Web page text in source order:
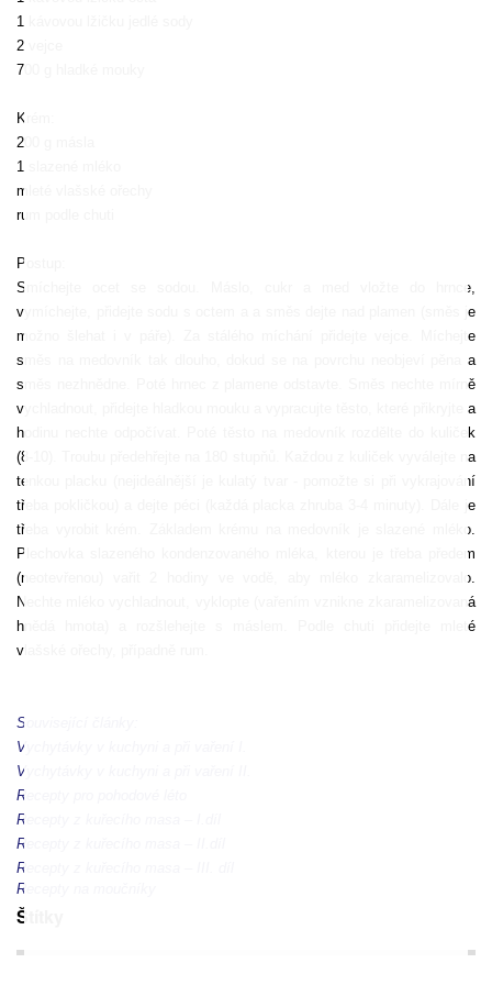
1 kávovou lžičku jedlé sody
2 vejce
700 g hladké mouky
Krém:
200 g másla
1 slazené mléko
mleté vlašské ořechy
rum podle chuti
Postup:
Smíchejte ocet se sodou. Máslo, cukr a med vložte do hrnce,
vymíchejte, přidejte sodu s octem a a směs dejte nad plamen (směs je
možno šlehat i v páře). Za stálého míchání přidejte vejce. Míchejte
směs na medovník tak dlouho, dokud se na povrchu neobjeví pěna a
směs nezhnědne. Poté hrnec z plamene odstavte. Směs nechte mírně
vychladnout, přidejte hladkou mouku a vypracujte těsto, které přikryjte a
hodinu nechte odpočívat. Poté těsto na medovník rozdělte do kuliček
(8-10). Troubu předehřejte na 180 stupňů. Každou z kuliček vyválejte na
tenkou placku (nejideálnější je kulatý tvar - pomožte si při vykrajování
třeba pokličkou) a dejte péci (každá placka zhruba 3-4 minuty). Dále je
třeba vyrobit krém. Základem krému na medovník je slazené mléko.
Plechovka slazeného kondenzovaného mléka, kterou je třeba předem
(neotevřenou) vařit 2 hodiny ve vodě, aby mléko zkaramelizovalo.
Nechte mléko vychladnout, vyklopte (vařením vznikne zkaramelizovaná
hnědá hmota) a rozšlehejte s máslem. Podle chuti přidejte mleté
vlašské ořechy, případně rum.
Související články:
Vychytávky v kuchyni a při vaření I.
Vychytávky v kuchyni a při vaření II.
Recepty pro pohodové léto
Recepty z kuřecího masa – I.díl
Recepty z kuřecího masa – II.díl
Recepty z kuřecího masa – III. díl
Recepty na moučníky
Štítky